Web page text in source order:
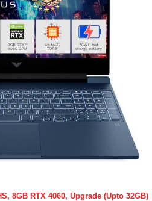
8GB RTX 4060, Upgrade (Upto 32GB)